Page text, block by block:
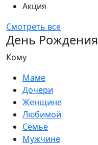
Акция
Смотреть все
День Рождения
Кому
Маме
Дочери
Женщине
Любимой
Семье
Мужчине